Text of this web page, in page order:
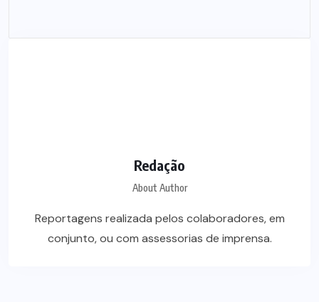
Redação
About Author
Reportagens realizada pelos colaboradores, em
conjunto, ou com assessorias de imprensa.